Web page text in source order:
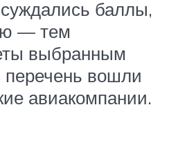
баллы,
— тем
выбранным
перечень вошли
авиакомпании.